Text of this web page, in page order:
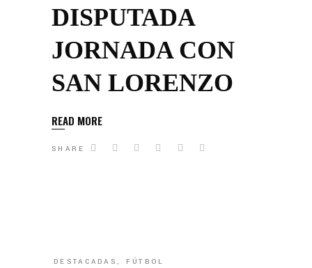
DISPUTADA
JORNADA CON
SAN LORENZO
READ MORE
SHARE
DESTACADAS, FÚTBOL